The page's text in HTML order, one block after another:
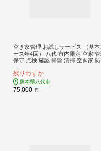
空き家管理 お試しサービス （基本
ース年4回） 八代 市内限定 空家 管
保守 点検 確認 掃除 清掃 空き家 防
回り 代行 サービス 不動産
残りわずか
熊本県八代市
75,000 円